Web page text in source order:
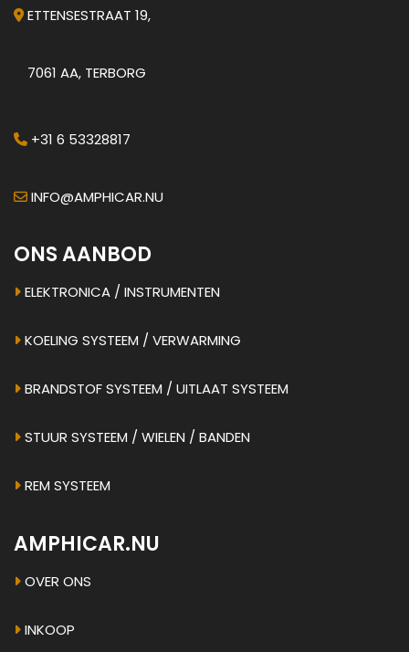
ETTENSESTRAAT 19,
7061 AA, TERBORG
+31 6 53328817
INFO@AMPHICAR.NU
ONS AANBOD
ELEKTRONICA / INSTRUMENTEN
KOELING SYSTEEM / VERWARMING
BRANDSTOF SYSTEEM / UITLAAT SYSTEEM
STUUR SYSTEEM / WIELEN / BANDEN
REM SYSTEEM
AMPHICAR.NU
OVER ONS
INKOOP